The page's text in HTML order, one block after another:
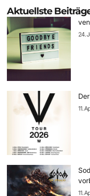
Aktuellste
24.
11.
11.